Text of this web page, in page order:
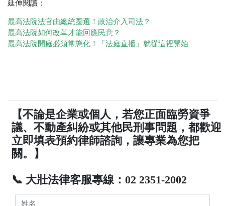
延伸閱讀：
最高法院法官由總統圈選！政治介入司法？
最高法院如何改革才能回應民意？
最高法院開庭必須常態化！「法庭直播」就從這裡開始
【不論是企業或個人，若您正面臨勞資爭
議、不動產糾紛或其他民刑事問題，都歡迎
立即填表預約律師諮詢，讓專業為您把
關。】
📞 大壯法律客服專線：02 2351-2002